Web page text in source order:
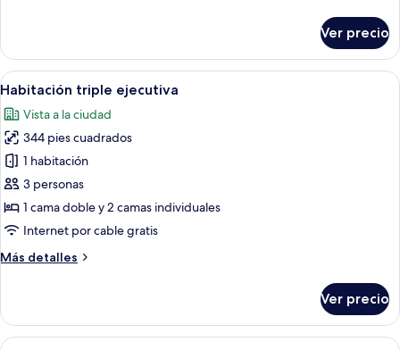
Plus
Ver precio
Abrir
todas
las
fotos
de
Habitación
triple
ejecutiva
Habitación de hotel con dos camas,
4
Habitación triple ejecutiva
Vista a la ciudad
344 pies cuadrados
1 habitación
3 personas
1 cama doble y 2 camas individuales
Internet por cable gratis
Más detalles
Más
triple
ejecutiva
Ver precio
Abrir
Habitación de hotel con cama,